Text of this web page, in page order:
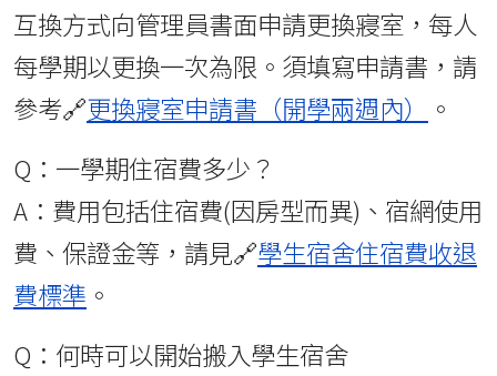
互換方式向管理員書面申請更換寢室，每人
每學期以更換一次為限。須填寫申請書，請
參考🔗更換寢室申請書（開學兩週內）
。
Q：一學期住宿費多少？
A：費用包括住宿費(因房型而異)、宿網使用
費、保證金等，請見🔗學生宿舍住宿費收退
費標準 。
Q：何時可以開始搬入學生宿舍